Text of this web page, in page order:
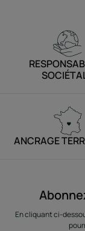
ANCRAGE
En cliquant ci-